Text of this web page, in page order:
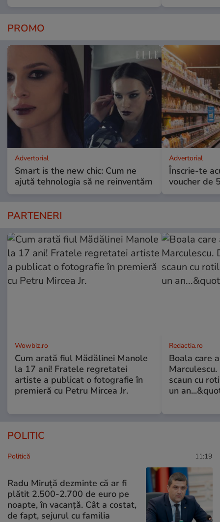
PROMO
Advertorial
Smart is the new chic: Cum ne
ajută tehnologia să ne reinventăm
Advertorial
Înscrie-te
voucher de
PARTENERI
Wowbiz.ro
Cum arată fiul Mădălinei Manole
la 17 ani! Fratele regretatei
artiste a publicat o fotografie în
premieră cu Petru Mircea Jr.
Redactia.ro
Boala care
scaun cu
un
POLITIC
Politică 11:19
Radu Miruţă dezminte că ar fi
plătit 2.500-2.700 de euro pe
noapte, în vacanță. Cât a costat,
de fapt, sejurul cu familia